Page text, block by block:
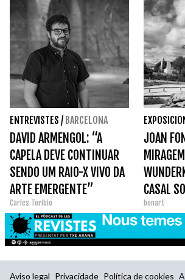
ENTREVISTES / BARCELONA
DAVID ARMENGOL: “A
CAPELA DEVE CONTINUAR
SENDO UM RAIO-X VIVO DA
ARTE EMERGENTE”
Carles Toribio
JOAN
CASAL
bonart
Aviso legal Privacidade Política de cookies